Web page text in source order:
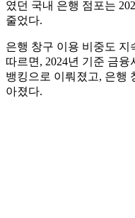
였던 국내 은행 점포는
줄었다.
은행 창구 이용 비중도 지
따르면, 2024년 기준 금
뱅킹으로 이뤄졌고, 은행
아졌다.